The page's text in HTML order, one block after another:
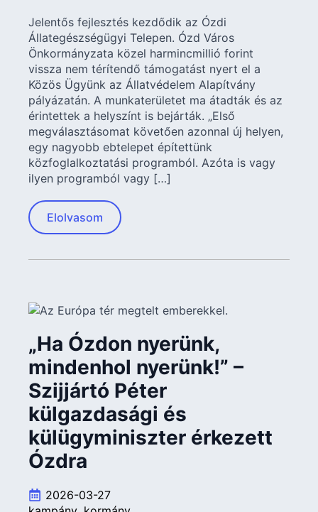
Jelentős fejlesztés kezdődik az Ózdi
Állategészségügyi Telepen. Ózd Város
Önkormányzata közel harmincmillió forint
vissza nem térítendő támogatást nyert el a
Közös Ügyünk az Állatvédelem Alapítvány
pályázatán. A munkaterületet ma átadták és az
érintettek a helyszínt is bejárták. „Első
megválasztásomat követően azonnal új helyen,
egy nagyobb ebtelepet építettünk
közfoglalkoztatási programból. Azóta is vagy
ilyen programból vagy […]
Elolvasom
„Ha Ózdon nyerünk,
mindenhol nyerünk!” –
Szijjártó Péter
külgazdasági és
külügyminiszter érkezett
Ózdra
2026-03-27